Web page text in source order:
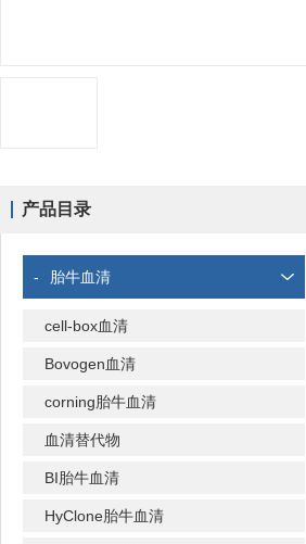
产品目录
- 胎牛血清
cell-box血清
Bovogen血清
corning胎牛血清
血清替代物
BI胎牛血清
HyClone胎牛血清